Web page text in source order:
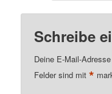
Schreibe
Deine E-Mail-
Felder sind mit*